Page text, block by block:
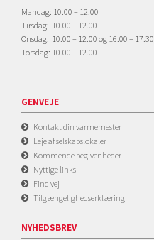
Mandag: 10.00 – 12.00
Tirsdag: 10.00 – 12.00
Onsdag: 10.00 – 12.00 og 16.00 – 17.30
Torsdag: 10.00 – 12.00
GENVEJE
Kontakt din varmemester
Leje af selskabslokaler
Kommende begivenheder
Nyttige links
Find vej
Tilgængelighedserklæring
NYHEDSBREV